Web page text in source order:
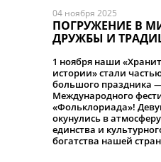
04 ноября 2025
ПОГРУЖЕНИЕ В
ДРУЖБЫ И
1 ноября наши
истории» стали
большого праздника
Международного
«Фольклориада»!
окунулись в атмосферу
единства и
богатства нашей